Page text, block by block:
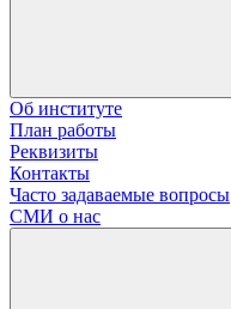
Об институте
План работы
Реквизиты
Контакты
Часто задаваемые вопросы
СМИ о нас